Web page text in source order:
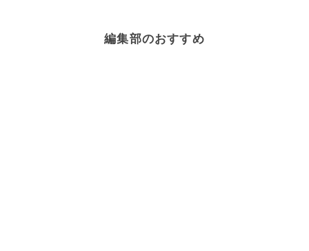
編集部のおすすめ